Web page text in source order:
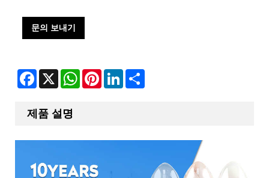
문의 보내기
Facebook
X WhatsAppPinterestLinkedIn
제품 설명